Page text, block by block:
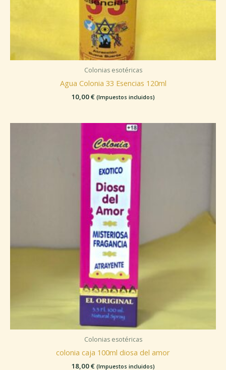
Colonias esotéricas
Agua Colonia 33 Esencias 120ml
10,00€ (Impuestos incluidos)
Colonias esotéricas
colonia caja 100ml diosa del amor
18,00€ (Impuestos incluidos)